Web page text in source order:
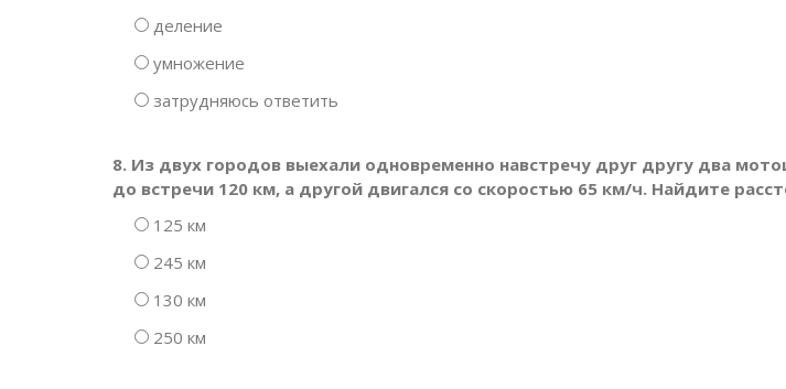
деление
умножение
затрудняюсь ответить
8. Из двух городов выехали одновременно навстречу друг другу два
до встречи 120 км, а другой двигался со скоростью 65 км/ч. Найдите
125 км
245 км
130 км
250 км